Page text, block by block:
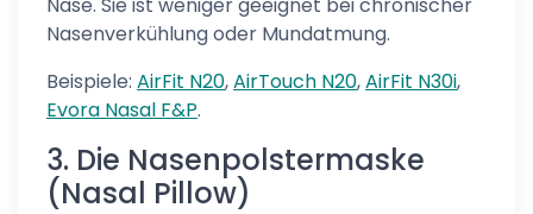
Nasenverkühlung oder Mundatmung.
Beispiele: AirFit N20,AirTouch N20,AirFit N30i,
Evora Nasal F&P.
3. Die Nasenpolstermaske
(Nasal Pillow)